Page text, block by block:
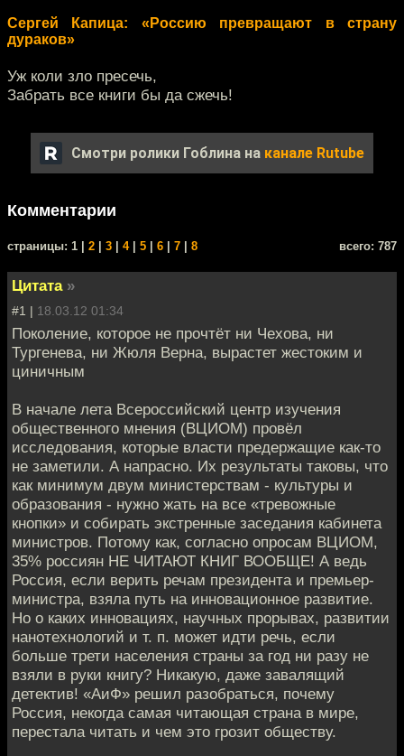
Сергей Капица: «Россию превращают в страну
дураков»
Уж коли зло пресечь,
Забрать все книги бы да сжечь!
Смотри ролики Гоблина на канале Rutube
Комментарии
cтраницы: 1 | 2 3 4| 5 6 7 8 всего: 787
Цитата »
#1 | 18.03.12 01:34
Поколение, которое не прочтёт ни Чехова, ни
Тургенева, ни Жюля Верна, вырастет жестоким и
циничным
В начале лета Всероссийский центр изучения
общественного мнения (ВЦИОМ) провёл
исследования, которые власти предержащие как-то
не заметили. А напрасно. Их результаты таковы, что
как минимум двум министерствам - культуры и
образования - нужно жать на все «тревожные
кнопки» и собирать экстренные заседания кабинета
министров. Потому как, согласно опросам ВЦИОМ,
35% россиян НЕ ЧИТАЮТ КНИГ ВООБЩЕ! А ведь
Россия, если верить речам президента и премьер-
министра, взяла путь на инновационное развитие.
Но о каких инновациях, научных прорывах, развитии
нанотехнологий и т. п. может идти речь, если
больше трети населения страны за год ни разу не
взяли в руки книгу? Никакую, даже завалящий
детектив! «АиФ» решил разобраться, почему
Россия, некогда самая читающая страна в мире,
перестала читать и чем это грозит обществу.